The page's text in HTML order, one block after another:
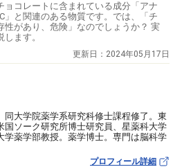
ョコレートに含まれている成分「アナ
」と関連のある物質です。では、「チ
性があり、危険」なのでしょうか？ 実
ます。
更新日： 2024年05月17日
同大学院薬学系研究科修士課程修了。東
国ソーク研究所博士研究員、星薬科大学
学薬学部教授。薬学博士。専門は脳科学
プロフィール詳細